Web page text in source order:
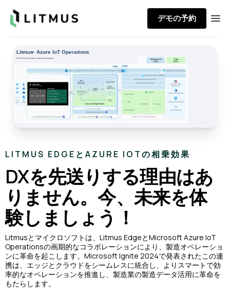
Litmus デモの予約
LITMUS EDGEとAZURE IOTの相乗効果
DXを先送りする理由はあ
りません。今、未来を体
験しましょう！
Litmusとマイクロソフトは、Litmus EdgeとMicrosoft Azure IoT
Operationsの画期的なコラボレーションにより、製造オペレーショ
ンに革命を起こします。Microsoft Ignite 2024で発表されたこの連
携は、エッジとクラウドをシームレスに統合し、よりスマートで効
率的なオペレーションを推進し、製造業の製造データ活用に革命を
もたらします。